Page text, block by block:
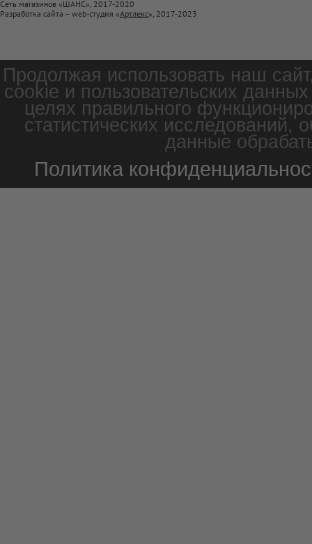
Сеть магазинов «ШАНС», 2017-2020
Разработка сайта – web-студия «Артлекс», 2017-2023
Продолжая использовать наш
cookie и пользовательских
целях правильного
статистических
данные
Политика